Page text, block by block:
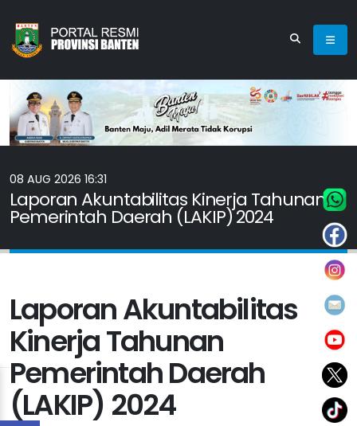
Laporan Akuntabilitas Kinerja Tahunan
Pemerintah Daerah (LAKIP) 2024
08 AUG 2026 16:31
Laporan Akuntabilitas
Kinerja Tahunan
Pemerintah Daerah
(LAKIP) 2024